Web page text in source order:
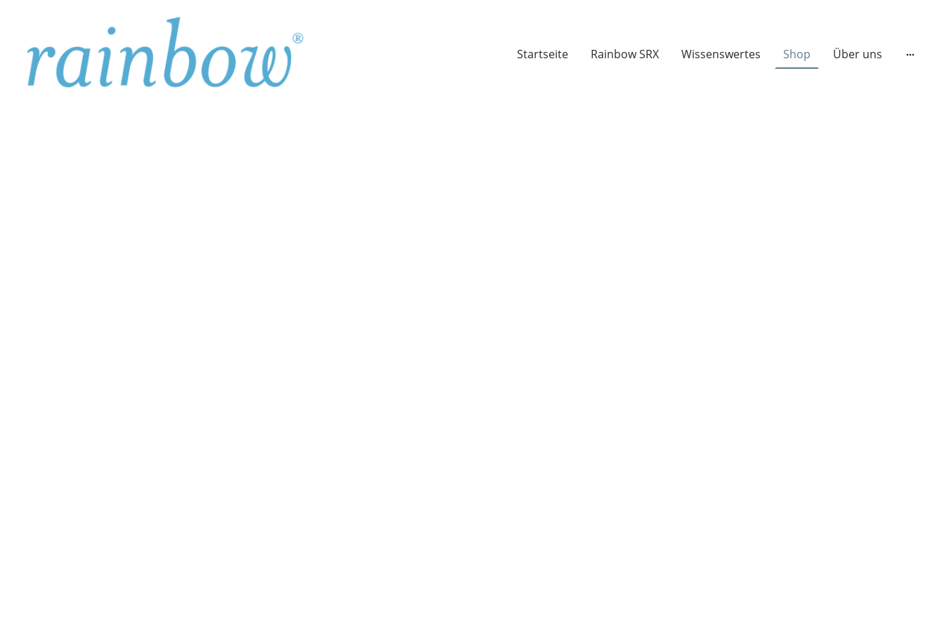
Startseite Rainbow SRX Wissenswertes Shop Über uns